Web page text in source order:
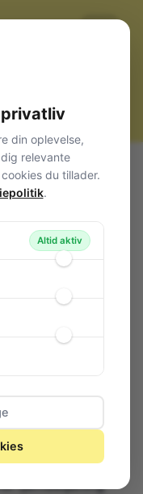
fjernbetjening
din oplevelse,
relevante
du tillader.
.
Altid aktiv